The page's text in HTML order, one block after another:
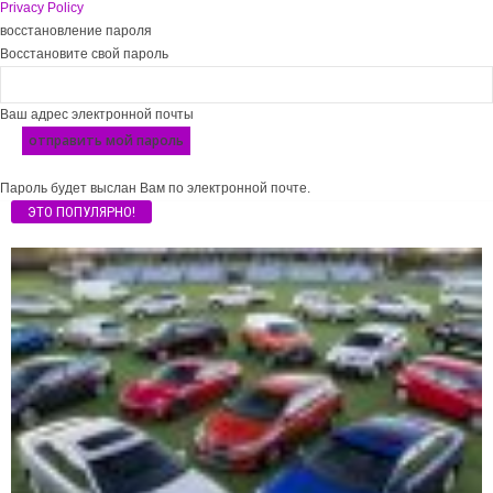
Privacy Policy
восстановление пароля
Восстановите свой пароль
Ваш адрес электронной почты
Пароль будет выслан Вам по электронной почте.
ЭТО ПОПУЛЯРНО!